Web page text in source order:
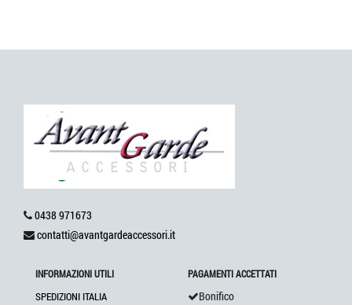
0438 971673
contatti@avantgardeaccessori.it
INFORMAZIONI UTILI
SPEDIZIONI ITALIA
PAGAMENTI ACCETTATI
Bonifico